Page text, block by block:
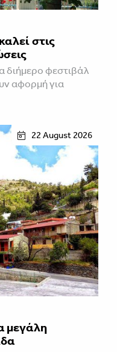
στις
διήμερο φεστιβάλ
αφορμή για
22 August 2026
μεγάλη